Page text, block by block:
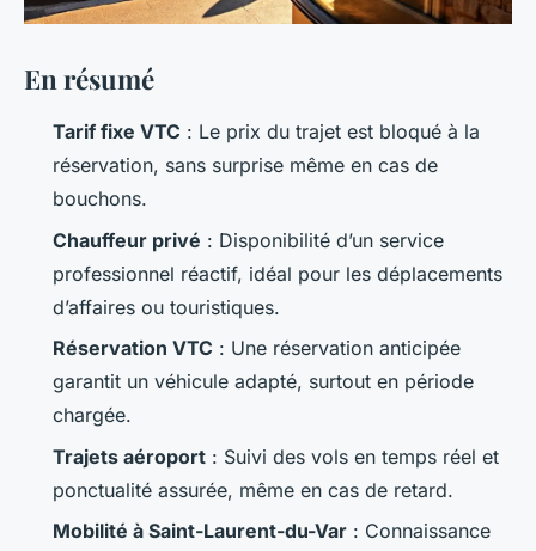
En résumé
Tarif fixe VTC : Le prix du trajet est bloqué à la
réservation, sans surprise même en cas de
bouchons.
Chauffeur privé : Disponibilité d’un service
professionnel réactif, idéal pour les déplacements
d’affaires ou touristiques.
Réservation VTC : Une réservation anticipée
garantit un véhicule adapté, surtout en période
chargée.
Trajets aéroport : Suivi des vols en temps réel et
ponctualité assurée, même en cas de retard.
Mobilité à Saint-Laurent-du-Var : Connaissance